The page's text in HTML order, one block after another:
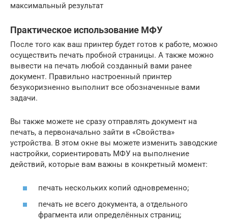
максимальный результат
Практическое использование МФУ
После того как ваш принтер будет готов к работе, можно
осуществить печать пробной страницы. А также можно
вывести на печать любой созданный вами ранее
документ. Правильно настроенный принтер
безукоризненно выполнит все обозначенные вами
задачи.
Вы также можете не сразу отправлять документ на
печать, а первоначально зайти в «Свойства»
устройства. В этом окне вы можете изменить заводские
настройки, сориентировать МФУ на выполнение
действий, которые вам важны в конкретный момент:
печать нескольких копий одновременно;
печать не всего документа, а отдельного
фрагмента или определённых страниц;